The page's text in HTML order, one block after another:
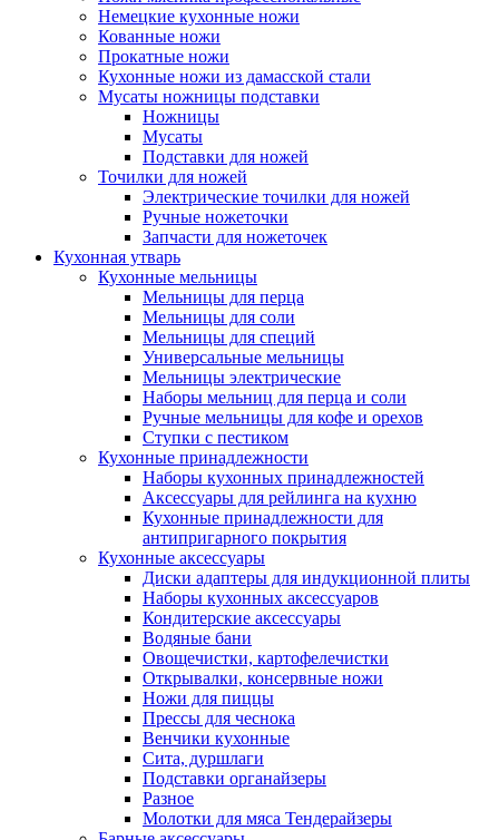
Немецкие кухонные ножи
Кованные ножи
Прокатные ножи
Кухонные ножи из дамасской стали
Мусаты ножницы подставки
Ножницы
Мусаты
Подставки для ножей
Точилки для ножей
Электрические точилки для ножей
Ручные ножеточки
Запчасти для ножеточек
Кухонная утварь
Кухонные мельницы
Мельницы для перца
Мельницы для соли
Мельницы для специй
Универсальные мельницы
Мельницы электрические
Наборы мельниц для перца и соли
Ручные мельницы для кофе и орехов
Ступки с пестиком
Кухонные принадлежности
Наборы кухонных принадлежностей
Аксессуары для рейлинга на кухню
Кухонные принадлежности для
антипригарного покрытия
Кухонные аксессуары
Диски адаптеры для индукционной плиты
Наборы кухонных аксессуаров
Кондитерские аксессуары
Водяные бани
Овощечистки, картофелечистки
Открывалки, консервные ножи
Ножи для пиццы
Прессы для чеснока
Венчики кухонные
Сита, дуршлаги
Подставки органайзеры
Разное
Молотки для мяса Тендерайзеры